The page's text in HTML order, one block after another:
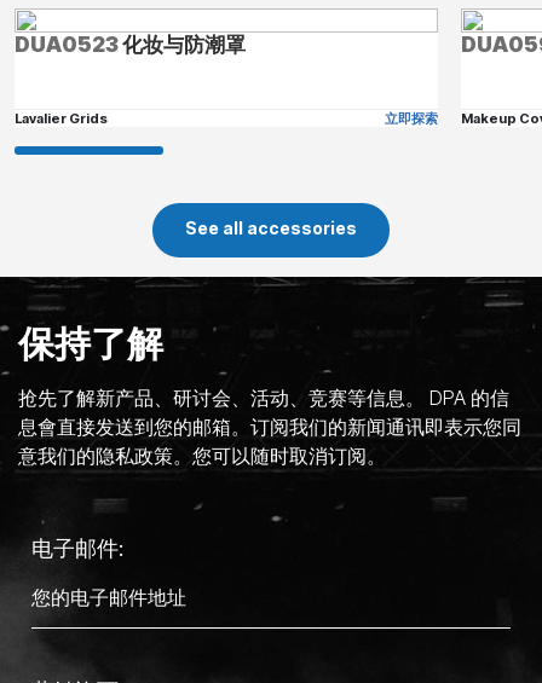
DUA0523化妆与防潮罩
Lavalier Grids 立即探索 Makeup
See all accessories
保持了解
抢先了解新产品、研讨会、活动、竞赛等信息。 DPA 的信
息會直接发送到您的邮箱。订阅我们的新闻通讯即表示您同
意我们的隐私政策。您可以随时取消订阅。
电子邮件: